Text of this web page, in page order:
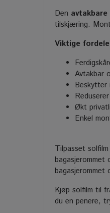
Den avtakbare
tilskjæring.
Viktige
Avtakbar
Beskytter
Økt
Enkel
Tilpasset
bagasjerommet
Kjøp solfilm til
du en penere,